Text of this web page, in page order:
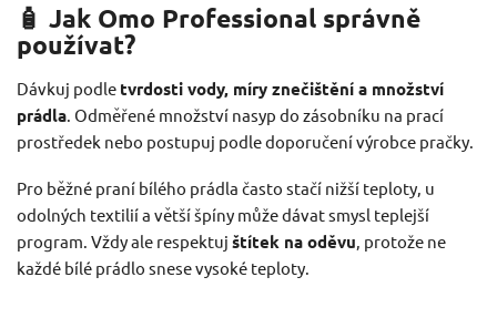
🧴 Jak Omo Professional správně
používat?
Dávkuj podle tvrdosti vody, míry znečištění a množství
prádla . Odměřené množství nasyp do zásobníku na prací
prostředek nebo postupuj podle doporučení výrobce pračky.
Pro běžné praní bílého prádla často stačí nižší teploty, u
odolných textilií a větší špíny může dávat smysl teplejší
program. Vždy ale respektuj štítek na oděvu , protože ne
každé bílé prádlo snese vysoké teploty.